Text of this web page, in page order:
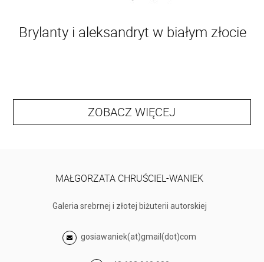
Brylanty i aleksandryt w białym złocie
ZOBACZ WIĘCEJ
MAŁGORZATA CHRUŚCIEL-WANIEK
Galeria srebrnej i złotej biżuterii autorskiej
gosiawaniek(at)gmail(dot)com